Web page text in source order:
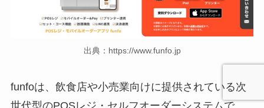
出典：https://www.funfo.jp
funfoは、飲食店や小売業向けに提供されている次
世代型のPOSレジ・セルフオーダーシステムで